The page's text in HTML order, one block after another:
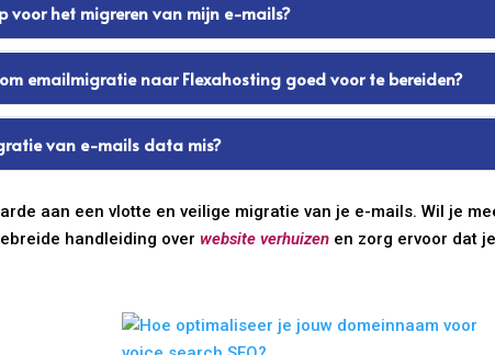
voor het migreren van mijn e-mails?
emailmigratie naar Flexahosting goed voor te bereiden?
van e-mails data mis?
aan een vlotte en veilige migratie van je e-mails. Wil je
handleiding overwebsite verhuizen en zorg ervoor dat